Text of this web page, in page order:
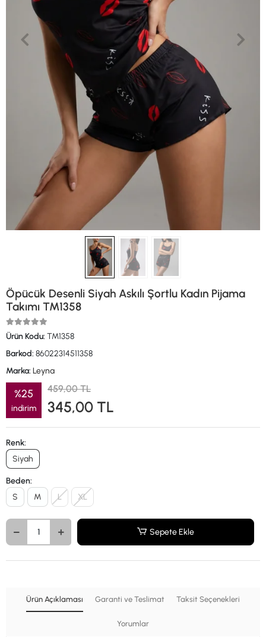
Öpücük Desenli Siyah Askılı Şortlu Kadın Pijama
Takımı TM1358
Ürün Kodu: TM1358
Barkod: 86022314511358
Marka: Leyna
%25
indirim
459,00 TL
345,00 TL
Renk:
Siyah
Beden:
S
M L XL
Sepete Ekle
Ürün Açıklaması Garanti ve Teslimat Taksit Seçenekleri
Yorumlar